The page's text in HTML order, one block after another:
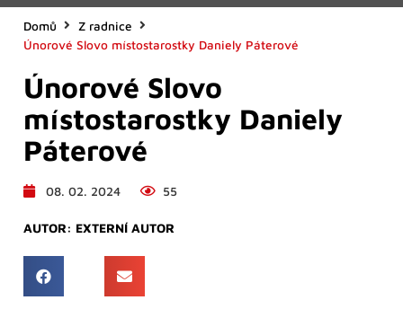
Domů
Z radnice
Únorové Slovo místostarostky Daniely Páterové
Únorové Slovo
místostarostky Daniely
Páterové
08. 02. 2024 55
AUTOR: EXTERNÍ AUTOR